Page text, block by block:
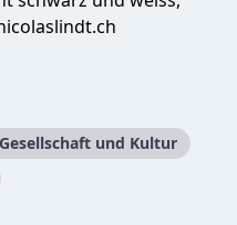
Gesellschaft und Kultur